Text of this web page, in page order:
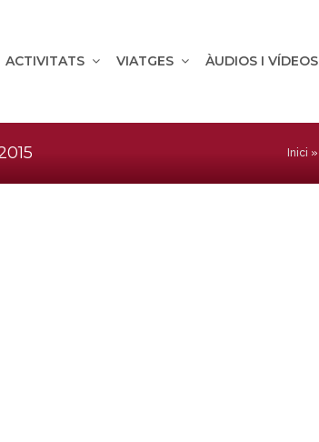
ACTIVITATS VIATGES ÀUDIOS I VÍDEOS
Inici »